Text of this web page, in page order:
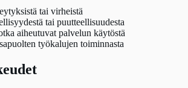
tai virheistä
tai puutteellisuudesta
aiheutuvat palvelun käytöstä
työkalujen toiminnasta